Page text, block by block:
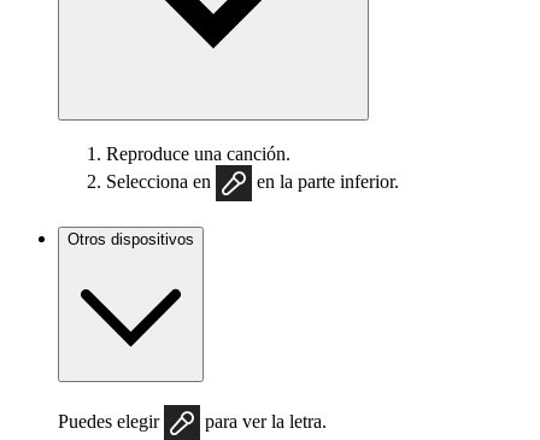
Reproduce una canción.
Selecciona en
en la parte inferior.
Otros dispositivos
Puedes elegir para ver la letra.